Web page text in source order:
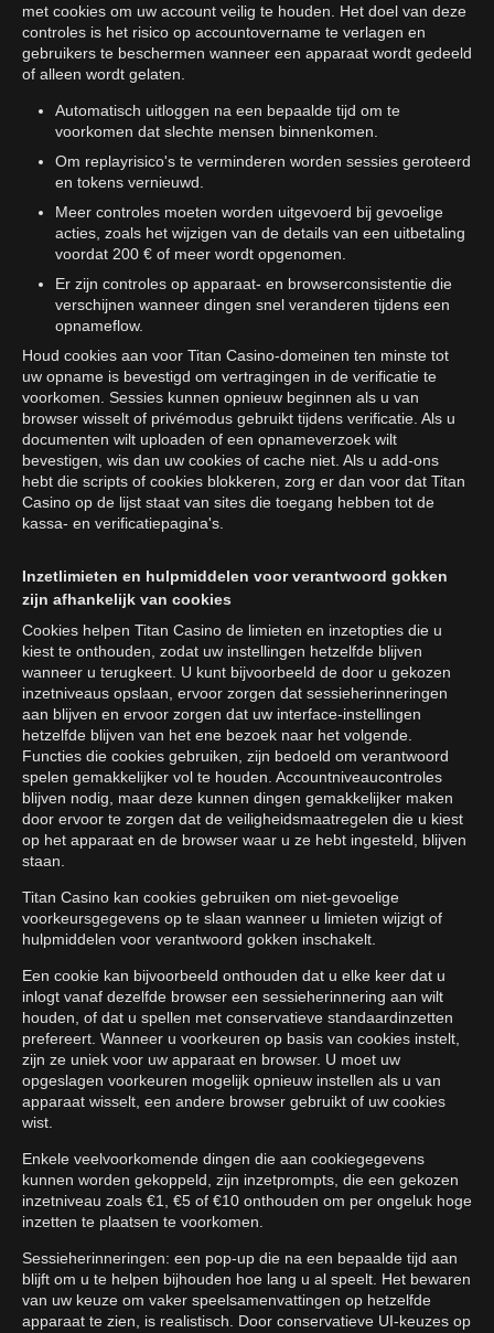
met cookies om uw account veilig te houden. Het doel van deze
controles is het risico op accountovername te verlagen en
gebruikers te beschermen wanneer een apparaat wordt gedeeld
of alleen wordt gelaten.
Automatisch uitloggen na een bepaalde tijd om te
voorkomen dat slechte mensen binnenkomen.
Om replayrisico's te verminderen worden sessies geroteerd
en tokens vernieuwd.
Meer controles moeten worden uitgevoerd bij gevoelige
acties, zoals het wijzigen van de details van een uitbetaling
voordat 200 € of meer wordt opgenomen.
Er zijn controles op apparaat- en browserconsistentie die
verschijnen wanneer dingen snel veranderen tijdens een
opnameflow.
Houd cookies aan voor Titan Casino-domeinen ten minste tot
uw opname is bevestigd om vertragingen in de verificatie te
voorkomen. Sessies kunnen opnieuw beginnen als u van
browser wisselt of privémodus gebruikt tijdens verificatie. Als u
documenten wilt uploaden of een opnameverzoek wilt
bevestigen, wis dan uw cookies of cache niet. Als u add-ons
hebt die scripts of cookies blokkeren, zorg er dan voor dat Titan
Casino op de lijst staat van sites die toegang hebben tot de
kassa- en verificatiepagina's.
Inzetlimieten en hulpmiddelen voor verantwoord gokken
zijn afhankelijk van cookies
Cookies helpen Titan Casino de limieten en inzetopties die u
kiest te onthouden, zodat uw instellingen hetzelfde blijven
wanneer u terugkeert. U kunt bijvoorbeeld de door u gekozen
inzetniveaus opslaan, ervoor zorgen dat sessieherinneringen
aan blijven en ervoor zorgen dat uw interface-instellingen
hetzelfde blijven van het ene bezoek naar het volgende.
Functies die cookies gebruiken, zijn bedoeld om verantwoord
spelen gemakkelijker vol te houden. Accountniveaucontroles
blijven nodig, maar deze kunnen dingen gemakkelijker maken
door ervoor te zorgen dat de veiligheidsmaatregelen die u kiest
op het apparaat en de browser waar u ze hebt ingesteld, blijven
staan.
Titan Casino kan cookies gebruiken om niet-gevoelige
voorkeursgegevens op te slaan wanneer u limieten wijzigt of
hulpmiddelen voor verantwoord gokken inschakelt.
Een cookie kan bijvoorbeeld onthouden dat u elke keer dat u
inlogt vanaf dezelfde browser een sessieherinnering aan wilt
houden, of dat u spellen met conservatieve standaardinzetten
prefereert. Wanneer u voorkeuren op basis van cookies instelt,
zijn ze uniek voor uw apparaat en browser. U moet uw
opgeslagen voorkeuren mogelijk opnieuw instellen als u van
apparaat wisselt, een andere browser gebruikt of uw cookies
wist.
Enkele veelvoorkomende dingen die aan cookiegegevens
kunnen worden gekoppeld, zijn inzetprompts, die een gekozen
inzetniveau zoals €1, €5 of €10 onthouden om per ongeluk hoge
inzetten te plaatsen te voorkomen.
Sessieherinneringen: een pop-up die na een bepaalde tijd aan
blijft om u te helpen bijhouden hoe lang u al speelt. Het bewaren
van uw keuze om vaker speelsamenvattingen op hetzelfde
apparaat te zien, is realistisch. Door conservatieve UI-keuzes op